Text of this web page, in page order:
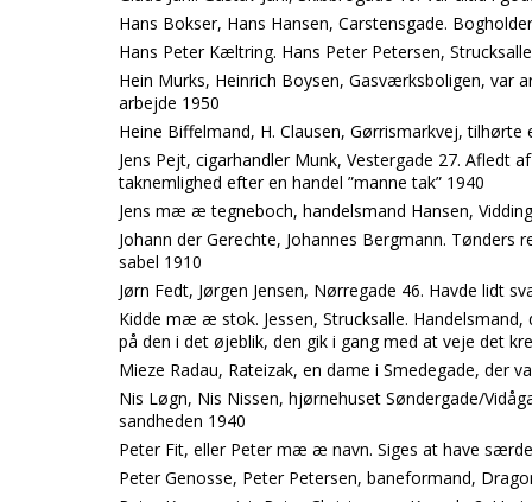
Hans Bokser, Hans Hansen, Carstensgade.
Hans Peter Kæltring. Hans Peter Petersen,
Hein Murks, Heinrich Boysen, Gasværksboligen, var
arbejde 1950
Heine Biffelmand, H. Clausen, Gørrismarkvej,
Jens Pejt, cigarhandler Munk, Vestergade 27. Afledt
taknemlighed efter en handel ”manne tak” 1940
Jens mæ æ tegneboch, handelsmand Hansen,
Johann der Gerechte, Johannes Bergmann.
sabel 1910
Jørn Fedt, Jørgen Jensen, Nørregade 46. Havde lidt
Kidde mæ æ stok. Jessen, Strucksalle.
på den i det øjeblik, den gik i gang med at veje det
Mieze Radau, Rateizak, en dame i Smedegade, der
Nis Løgn, Nis Nissen, hjørnehuset Søndergade/
sandheden 1940
Peter Fit, eller Peter mæ æ navn. Siges at have
Peter Genosse, Peter Petersen, baneformand,